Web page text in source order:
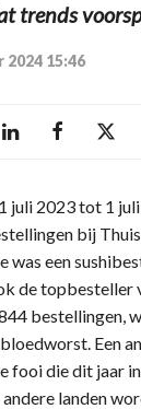
trends
2024 15:46
juli 2023 tot 1
bij
was een
de
bestellingen,
Een
fooi die dit jaar
landen